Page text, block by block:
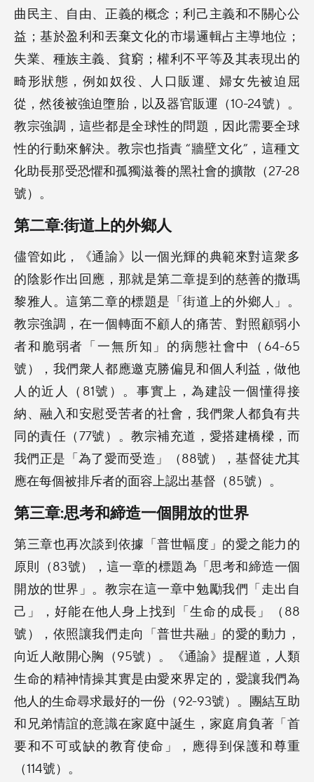
曲民主、自由、正義的概念；利己主義和不關心公
益；基於盈利和丟棄文化的市場邏輯占主導地位；
失業、種族主義、貧窮；權利不平等及其表現出的
畸形狀態，例如奴役、人口販運、婦女先被迫屈
從，然後被強迫墮胎，以及器官販運（10-24號）。
教宗強調，這些都是全球性的問題，因此需要全球
性的行動來解決。教宗也指責 “牆壁文化”，這種文
化助長那受恐懼和孤獨滋養的黑社會的擴散（27-28
號）。
第二章:街道上的外鄉人
儘管如此，《通諭》以一個光輝的典範來對這衆多
的陰影作出回應，那就是第二章提到的慈善的撒瑪
黎雅人。這第二章的標題是「街道上的外鄉人」。
教宗強調，在一個轉面不顧人的痛苦、對照顧弱小
者和脆弱者「一無所知」的病態社會中（64-65
號），我們衆人都應邀克勝偏見和個人利益，做他
人的近人（81號）。事實上，為建設一個懂得接
納、融入和安慰受苦者的社會，我們衆人都負有共
同的責任（77號）。教宗補充道，愛搭建橋樑，而
我們正是「為了愛而受造」（88號），基督徒尤其
應在每個被排斥者的面容上認出基督（85號）。
第三章:思考和締造一個開放的世界
第三章也再次談到依據「普世幅度」的愛之能力的
原則（83號），這一章的標題為「思考和締造一個
開放的世界」。教宗在這一章中勉勵我們「走出自
己」，好能在他人身上找到「生命的成長」（88
號），依照讓我們走向「普世共融」的愛的動力，
向近人敞開心胸（95號）。《通諭》提醒道，人類
生命的精神情操其實是由愛來界定的，愛讓我們為
他人的生命尋求最好的一份（92-93號）。團結互助
和兄弟情誼的意識在家庭中誕生，家庭肩負著「首
要和不可或缺的教育使命」，應得到保護和尊重
（114號）。